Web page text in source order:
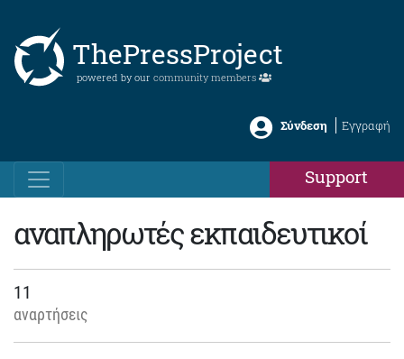
ThePressProject
powered by our community members
Σύνδεση Εγγραφή
Support
αναπληρωτές εκπαιδευτικοί
11
αναρτήσεις